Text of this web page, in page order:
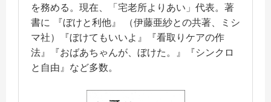
を務める。現在、「宅老所よりあい」代表。著
書に
『ぼけと利他』 （伊藤亜紗との共著、ミシ
マ社）『ぼけてもいいよ』『看取りケアの作
法』『おばあちゃんが、ぼけた。』『シンクロ
と自由』など多数。